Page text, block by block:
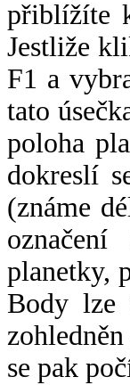
přiblížíte
Jestliže
F1 a
tato
poloha
dokreslí
(známe
planetky,
Body lze
se pak